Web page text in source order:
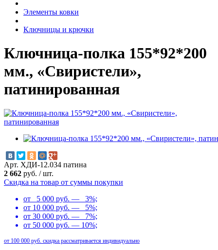
Элементы ковки
Ключницы и крючки
Ключница-полка 155*92*200
мм., «Свиристели»,
патинированная
Арт. ХДИ-12.034 патина
2 662 руб. /шт.
Скидка на товар от суммы покупки
от 5 000 руб. — 3%;
от 10 000 руб. — 5%;
от 30 000 руб. — 7%;
от 50 000 руб. — 10%;
от 100 000 руб. скидка рассматривается индивидуально